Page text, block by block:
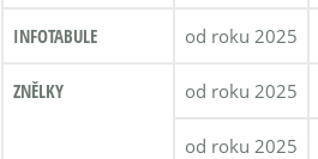
INFOTABULE od roku 2025
ZNĚLKY od roku 2025
od roku 2025